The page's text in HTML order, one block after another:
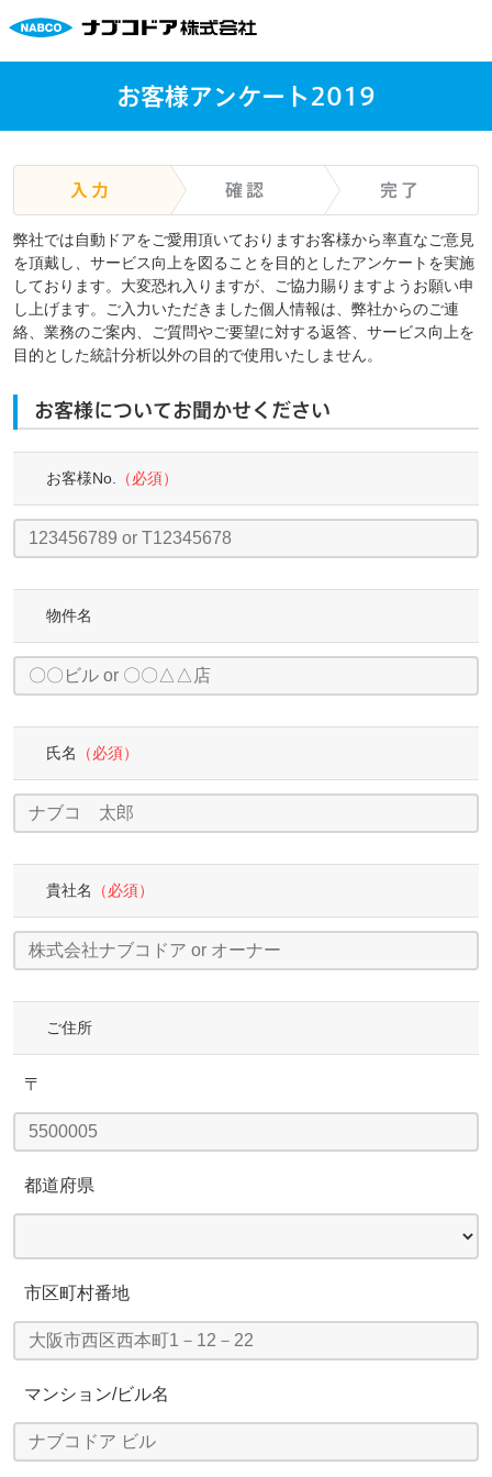
お客様アンケート2019
入力 確認 完了
弊社では⾃動ドアをご愛⽤頂いておりますお客様から率直なご意⾒
を頂戴し、サービス向上を図ることを目的としたアンケートを実施
しております。⼤変恐れ⼊りますが、ご協⼒賜りますようお願い申
し上げます。ご⼊⼒いただきました個⼈情報は、弊社からのご連
絡、業務のご案内、ご質問やご要望に対する返答、サービス向上を
目的とした統計分析以外の目的で使⽤いたしません。
お客様についてお聞かせください
お客様No. （必須）
物件名
氏名 （必須）
貴社名 （必須）
ご住所
〒
都道府県
市区町村番地
マンション/ビル名